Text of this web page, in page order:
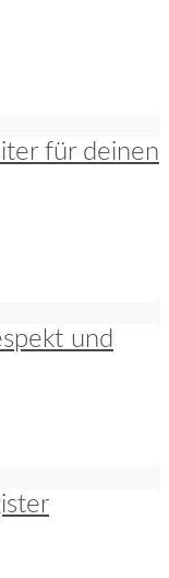
für deinen
und